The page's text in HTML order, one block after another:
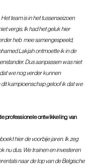
team is in het tussenseizoen
vergis. Ik had het geluk hier
heb  mee samengespeeld,
Lakjah ontmoette ik in de
Dus aanpassen was niet
we nog verder kunnen
dit kampioenschap geloof ik dat we
professionele ontwikkeling van
hier de voorbije jaren. Ik zeg
nu dus. We trainen en investeren
naar de top van de Belgische